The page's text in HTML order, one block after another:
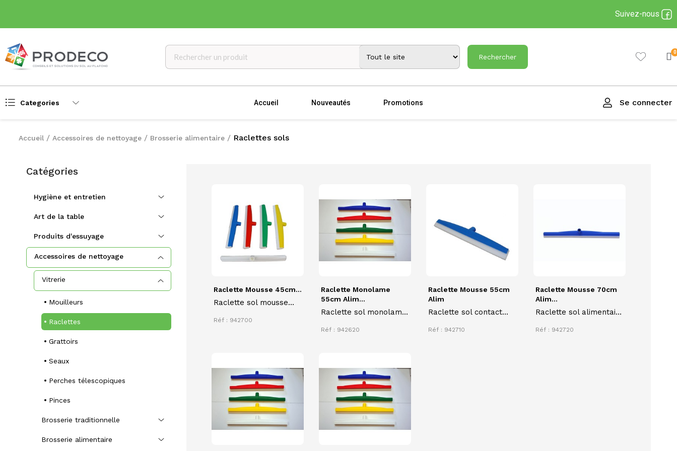
Suivez-nous
Rechercher
Categories Accueil Nouveautés Promotions Se connecter
Accueil Accessoires de nettoyage Brosserie alimentaire Raclettes sols
Catégories
Hygiène et entretien
Art de la table
Produits d'essuyage
Accessoires de nettoyage
Vitrerie
Mouilleurs
Raclettes
Grattoirs
Seaux
Perches télescopiques
Pinces
Brosserie traditionnelle
Brosserie alimentaire
Raclette Mousse 45cm...
Raclette sol mousse
contact alimentaire
Réf : 942700
Raclette Monolame
55cm Alim...
Raclette sol monolame
55 cm différentes
Réf : 942620
Raclette Mousse 55cm
Alim
Raclette sol contact
Réf : 942710
Raclette Mousse 70cm
Alim...
Raclette sol alimentaire
DAUPHIN
Réf : 942720